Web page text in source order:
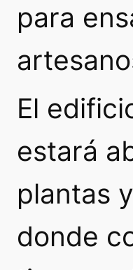
para
El
estará
plantas
donde